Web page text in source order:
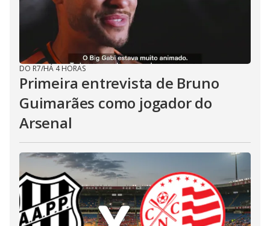
DO R7/HÁ 4 HORAS
Primeira entrevista de Bruno
Guimarães como jogador do
Arsenal